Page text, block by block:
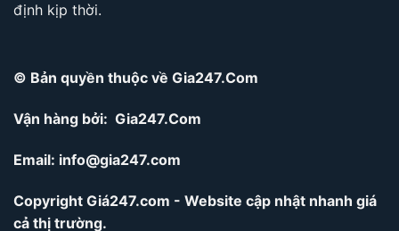
định kịp thời.
© Bản quyền thuộc về Gia247.Com
Vận hàng bởi: Gia247.Com
Email: info@gia247.com
Copyright Giá247.com - Website cập nhật nhanh giá
cả thị trường.